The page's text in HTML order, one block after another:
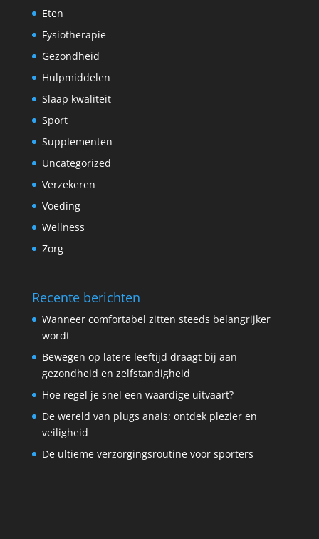
Eten
Fysiotherapie
Gezondheid
Hulpmiddelen
Slaap kwaliteit
Sport
Supplementen
Uncategorized
Verzekeren
Voeding
Wellness
Zorg
Recente berichten
Wanneer comfortabel zitten steeds belangrijker
wordt
Bewegen op latere leeftijd draagt bij aan
gezondheid en zelfstandigheid
Hoe regel je snel een waardige uitvaart?
De wereld van plugs anais: ontdek plezier en
veiligheid
De ultieme verzorgingsroutine voor sporters